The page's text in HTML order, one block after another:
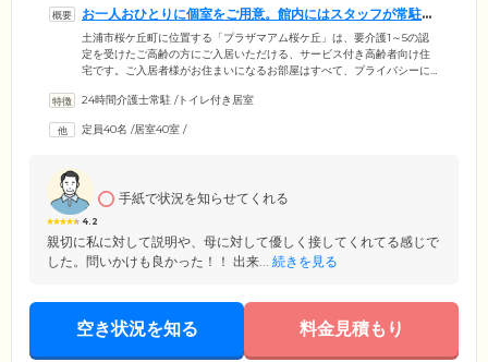
お一人おひとりに個室をご用意。館内にはスタッフが常駐し
ています
土浦市桜ケ丘町に位置する「プラザマアム桜ケ丘」は、要介護1～5の認
定を受けたご高齢の方にご入居いただける、サービス付き高齢者向け住
宅です。ご入居者様がお住まいになるお部屋はすべて、プライバシーに
で生活を営んでいただけます。また、当ホームにはスタッフが24時間常
います。さらに、各居室にはナースコールを設置。ボタンひとつでスタ
24時間介護士常駐 /トイレ付き居室
定員40名 /居室40室 /
4.2
手紙で状況を知らせてくれる
親切に私に対して説明や、母に対して優しく接してくれてる感じで
した。問いかけも良かった！！ 出来... 続きを見る
空き状況を知る 料金見積もり